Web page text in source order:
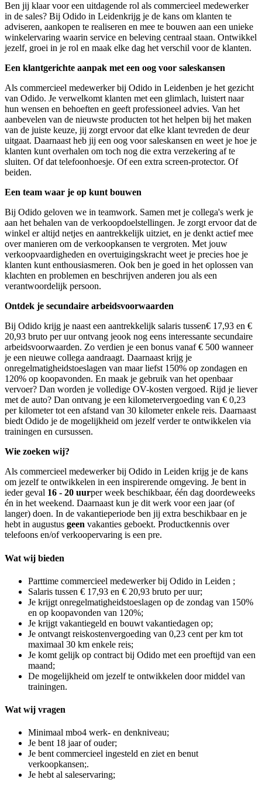
Ben jij klaar voor een uitdagende rol als commercieel medewerker
in de sales? Bij Odido in Leidenkrijg je de kans om klanten te
adviseren, aankopen te realiseren en mee te bouwen aan een unieke
winkelervaring waarin service en beleving centraal staan. Ontwikkel
jezelf, groei in je rol en maak elke dag het verschil voor de klanten.
Een klantgerichte aanpak met een oog voor saleskansen
Als commercieel medewerker bij Odido in Leidenben je het gezicht
van Odido. Je verwelkomt klanten met een glimlach, luistert naar
hun wensen en behoeften en geeft professioneel advies. Van het
aanbevelen van de nieuwste producten tot het helpen bij het maken
van de juiste keuze, jij zorgt ervoor dat elke klant tevreden de deur
uitgaat. Daarnaast heb jij een oog voor saleskansen en weet je hoe je
klanten kunt overhalen om toch nog die extra verzekering af te
sluiten. Of dat telefoonhoesje. Of een extra screen-protector. Of
beiden.
Een team waar je op kunt bouwen
Bij Odido geloven we in teamwork. Samen met je collega's werk je
aan het behalen van de verkoopdoelstellingen. Je zorgt ervoor dat de
winkel er altijd netjes en aantrekkelijk uitziet, en je denkt actief mee
over manieren om de verkoopkansen te vergroten. Met jouw
verkoopvaardigheden en overtuigingskracht weet je precies hoe je
klanten kunt enthousiasmeren. Ook ben je goed in het oplossen van
klachten en problemen en beschrijven anderen jou als een
verantwoordelijk persoon.
Ontdek je secundaire arbeidsvoorwaarden
Bij Odido krijg je naast een aantrekkelijk salaris tussen€ 17,93 en €
20,93 bruto per uur ontvang jeook nog eens interessante secundaire
arbeidsvoorwaarden. Zo verdien je een bonus vanaf € 500 wanneer
je een nieuwe collega aandraagt. Daarnaast krijg je
onregelmatigheidstoeslagen van maar liefst 150% op zondagen en
120% op koopavonden. En maak je gebruik van het openbaar
vervoer? Dan worden je volledige OV-kosten vergoed. Rijd je liever
met de auto? Dan ontvang je een kilometervergoeding van € 0,23
per kilometer tot een afstand van 30 kilometer enkele reis. Daarnaast
biedt Odido je de mogelijkheid om jezelf verder te ontwikkelen via
trainingen en cursussen.
Wie zoeken wij?
Als commercieel medewerker bij Odido in Leiden krijg je de kans
om jezelf te ontwikkelen in een inspirerende omgeving. Je bent in
ieder geval 16 - 20 uurper week beschikbaar, één dag doordeweeks
én in het weekend. Daarnaast kun je dit werk voor een jaar (of
langer) doen. In de vakantieperiode ben jij extra beschikbaar en je
hebt in augustus geen vakanties geboekt. Productkennis over
telefoons en/of verkoopervaring is een pre.
Wat wij bieden
Parttime commercieel medewerker bij Odido in Leiden ;
Salaris tussen € 17,93 en € 20,93 bruto per uur;
Je krijgt onregelmatigheidstoeslagen op de zondag van 150%
en op koopavonden van 120%;
Je krijgt vakantiegeld en bouwt vakantiedagen op;
Je ontvangt reiskostenvergoeding van 0,23 cent per km tot
maximaal 30 km enkele reis;
Je komt gelijk op contract bij Odido met een proeftijd van een
maand;
De mogelijkheid om jezelf te ontwikkelen door middel van
trainingen.
Wat wij vragen
Minimaal mbo4 werk- en denkniveau;
Je bent 18 jaar of ouder;
Je bent commercieel ingesteld en ziet en benut
verkoopkansen;.
Je hebt al saleservaring;